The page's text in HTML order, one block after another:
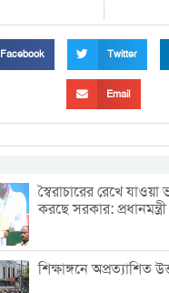
Facebook Twitter
Email
স্বৈরাচারের রেখে যাওয়া
করছে সরকার: প্রধানমন্ত্রী
শিক্ষাঙ্গনে অপ্রত্যাশিত